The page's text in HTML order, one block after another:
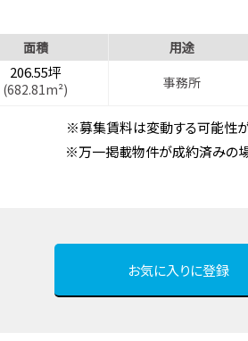
面積 用途
206.55坪
(682.81m²) 事務所
※募集賃料は変動する可能性が
※万一掲載物件が成約済みの
お気に入りに登録